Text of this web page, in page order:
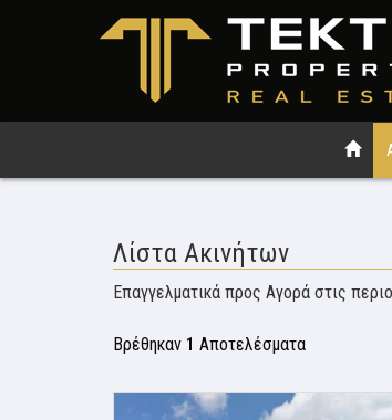
Λίστα Ακινήτων
Επαγγελματικά προς Αγορά στις
Βρέθηκαν 1 Αποτελέσματα